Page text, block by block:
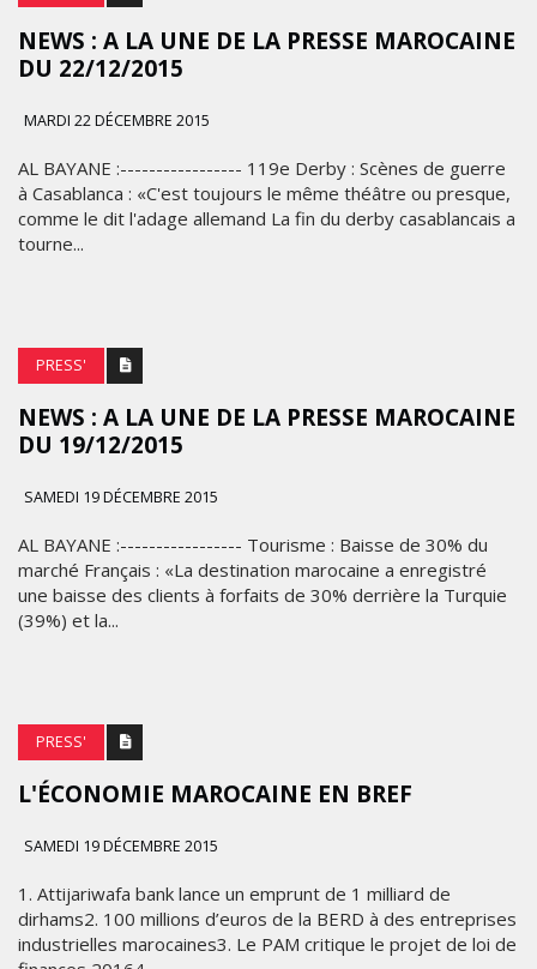
NEWS : A LA UNE DE LA PRESSE ‪MAROCAINE
DU 22/12/2015
MARDI 22 DÉCEMBRE 2015
AL BAYANE :----------------- 119e Derby : Scènes de guerre
à Casablanca : «C'est toujours le même théâtre ou presque,
comme le dit l'adage allemand La fin du derby casablancais a
tourne...
PRESS'
NEWS : A LA UNE DE LA PRESSE ‪MAROCAINE
DU 19/12/2015
SAMEDI 19 DÉCEMBRE 2015
AL BAYANE :----------------- Tourisme : Baisse de 30% du
marché Français : «La destination marocaine a enregistré
une baisse des clients à forfaits de 30% derrière la Turquie
(39%) et la...
PRESS'
L'ÉCONOMIE MAROCAINE EN BREF
SAMEDI 19 DÉCEMBRE 2015
1. Attijariwafa bank lance un emprunt de 1 milliard de
dirhams2. 100 millions d’euros de la BERD à des entreprises
industrielles marocaines3. Le PAM critique le projet de loi de